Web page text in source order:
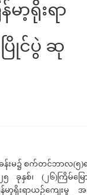
မာ့ရိုးရာ
ြိုင်ပွဲ ဆု
းမ၌ စက်တင်ဘာလ(၅)
ခုနှစ်၊ (၂၆)ကြိမ်မြ
မာ့ရိုးရာယဉ်ကျေးမှု